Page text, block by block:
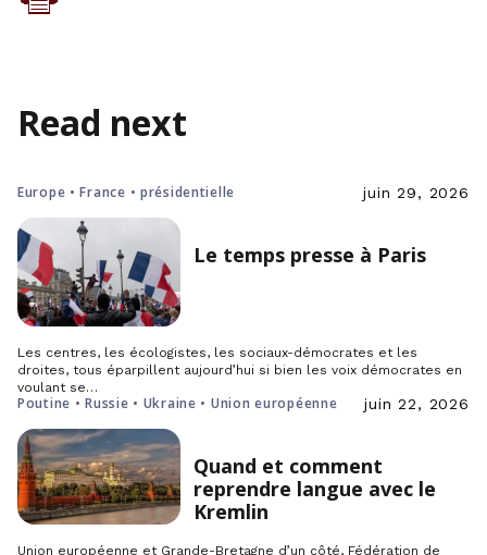
Read next
Europe • France • présidentielle juin 29, 2026
Le temps presse à Paris
Les centres, les écologistes, les sociaux-démocrates et les
droites, tous éparpillent aujourd’hui si bien les voix démocrates en
voulant se…
Poutine • Russie • Ukraine • Union européenne juin 22, 2026
Quand et comment
reprendre langue avec le
Kremlin
Union européenne et Grande-Bretagne d’un côté, Fédération de